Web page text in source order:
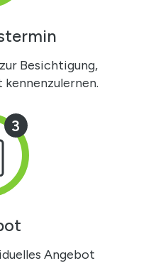
Besichtigung,
kennenzulernen.
3
Angebot